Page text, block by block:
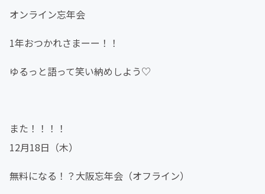
オンライン忘年会
1年おつかれさまーー！！
ゆるっと語って笑い納めしよう♡
また！！！！
12月18日（木）
無料になる！？大阪忘年会（オフライン）